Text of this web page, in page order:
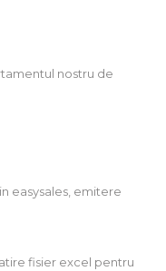
nostru de
easysales, emitere
fisier excel pentru